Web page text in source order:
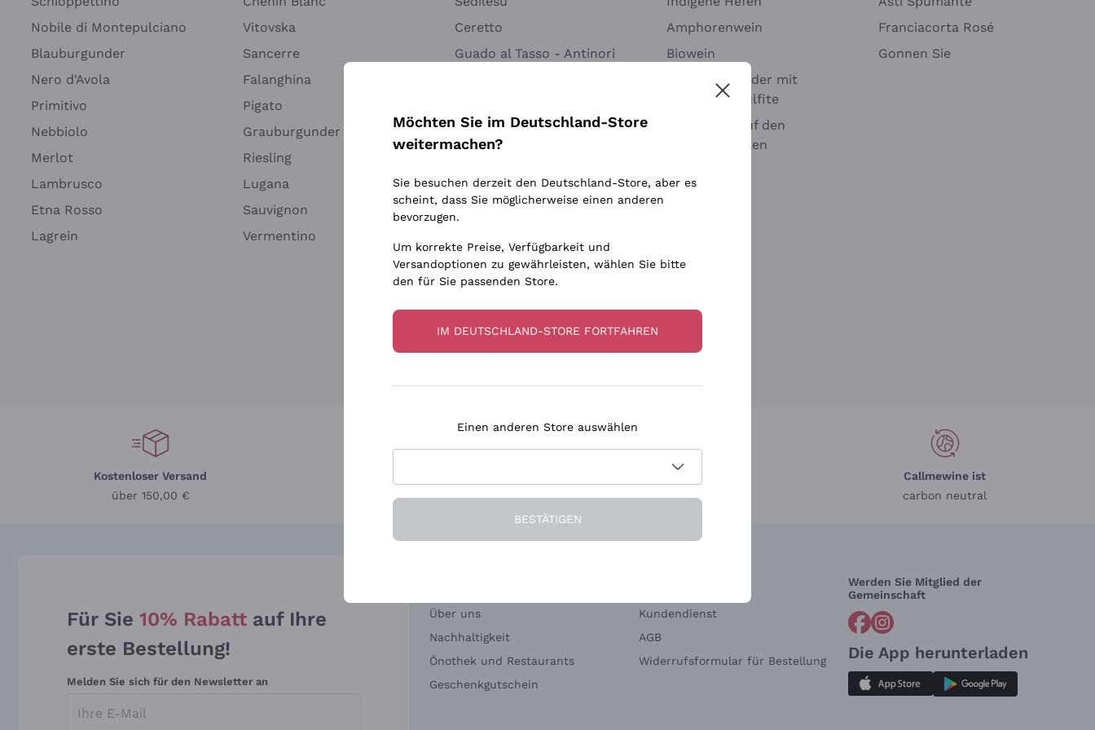
Nobile di Montepulciano
Blauburgunder
Nero d'Avola
Primitivo
Nebbiolo
Merlot
Lambrusco
Etna Rosso
Lagrein
Vitovska
Sancerre
Falanghina
Pigato
Grauburgunder
Riesling
Lugana
Sauvignon
Vermentino
Ceretto
Guado al Tasso - Antinori
Ca' dei Frati
Biondi Santi
Quintarelli Giuseppe
Rinaldi Giuseppe
Egly Ouriet
Jacquesson
Agrapart
Amphorenwein
Biowein
Ohne Sulfit oder mit
minimalen Sulfite
Maischung auf den
Traubenschalen
Franciacorta Rosé
Gonnen Sie
Kostenloser Versand
über 150,00 €
in Deutschland
in 3 Raten
Callmewine ist
carbon neutral
Für Sie 10% Rabatt auf Ihre
erste Bestellung!
Melden Sie sich für den Newsletter an
Über uns
Nachhaltigkeit
Önothek und Restaurants
Geschenkgutschein
Kundendienst
AGB
Widerrufsformular für Bestellung
Werden Sie Mitglied der
Gemeinschaft
Die App herunterladen
Melden Sie mich an
Möchten Sie im Deutschland-Store
weitermachen?
Sie besuchen derzeit den Deutschland-Store, aber es
scheint, dass Sie möglicherweise einen anderen
bevorzugen.
Um korrekte Preise, Verfügbarkeit und
Versandoptionen zu gewährleisten, wählen Sie bitte
den für Sie passenden Store.
IM DEUTSCHLAND-STORE FORTFAHREN
Einen anderen Store auswählen
BESTÄTIGEN